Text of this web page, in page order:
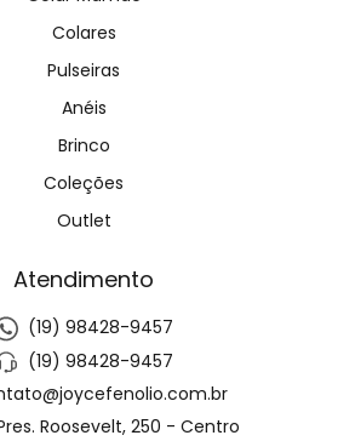
Colares
Pulseiras
Anéis
Brinco
Coleções
Outlet
Atendimento
(19) 98428-9457
(19) 98428-9457
Roosevelt, 250 - Centro